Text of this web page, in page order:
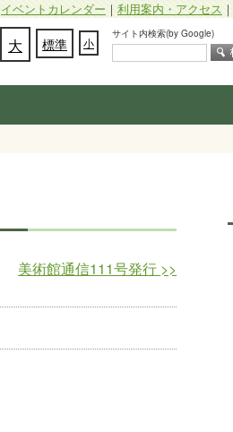
イベントカレンダー｜利用案内・アクセス｜
サイト内検索(by Google)
大 標準 小
美術館通信111号発行 >>